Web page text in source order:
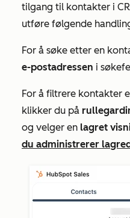
tilgang til kontakter i
utføre følgende
For å søke etter en
e-postadressen i
For å filtrere kontakter
klikker du på
og velger en lagret
du administrerer